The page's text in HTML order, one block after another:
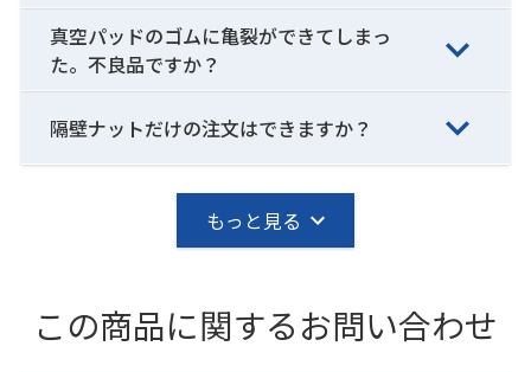
真空パッドのゴムに亀裂ができてしまっ
た。不良品ですか？
隔壁ナットだけの注文はできますか？
もっと見る
この商品に関するお問い合わせ